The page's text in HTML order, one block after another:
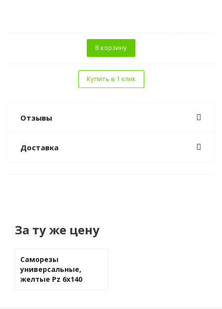
В корзину
Купить в 1 клик
Отзывы
Доставка
За ту же цену
Саморезы
универсальные,
желтые Pz 6х140